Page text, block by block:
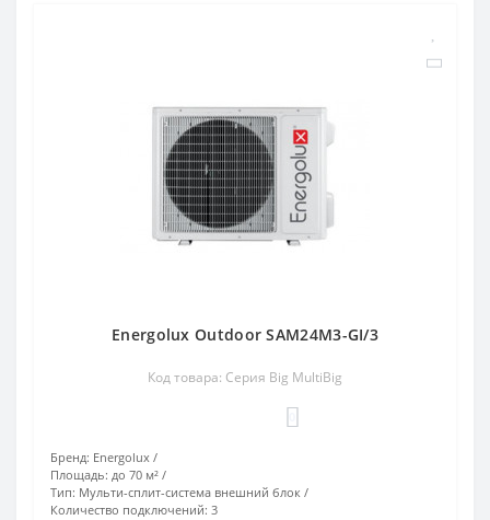
Energolux Outdoor SAM24M3-GI/3
Код товара: Серия Big MultiBig
Бренд: Energolux
Площадь: до 70 м²
Тип: Мульти-сплит-система внешний блок
Количество подключений: 3